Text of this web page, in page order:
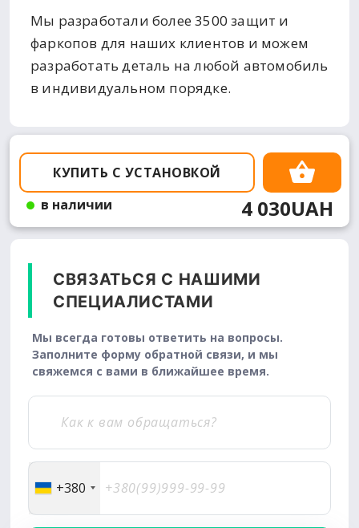
Мы разработали более 3500 защит и
фаркопов для наших клиентов и можем
разработать деталь на любой автомобиль
в индивидуальном порядке.
КУПИТЬ С УСТАНОВКОЙ
в наличии
4 030UAH
СВЯЗАТЬСЯ С НАШИМИ
СПЕЦИАЛИСТАМИ
Мы всегда готовы ответить на вопросы.
Заполните форму обратной связи, и мы
свяжемся с вами в ближайшее время.
+380